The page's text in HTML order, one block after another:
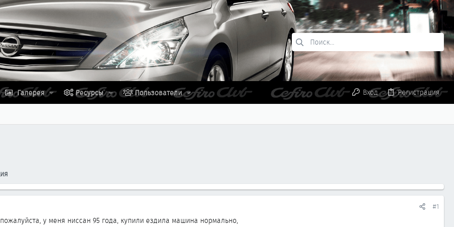
Галерея Ресурсы Пользователи Вход Регистрация
#1
у меня ниссан 95 года, купили ездила машина нормально,